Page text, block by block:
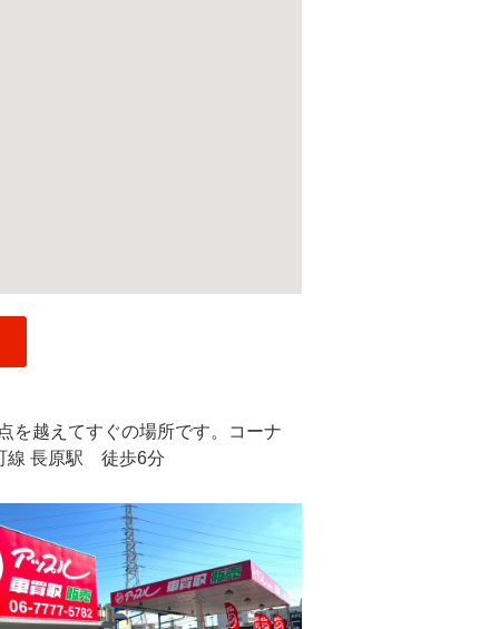
を越えてすぐの場所です。コーナ
線 長原駅 徒歩6分